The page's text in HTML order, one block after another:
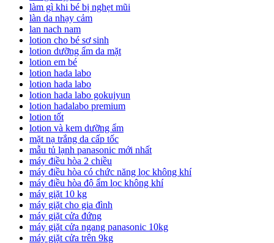
làm gì khi bé bị nghẹt mũi
làn da nhạy cảm
lan nach nam
lotion cho bé sơ sinh
lotion dưỡng ẩm da mặt
lotion em bé
lotion hada labo
lotion hada labo
lotion hada labo gokujyun
lotion hadalabo premium
lotion tốt
lotion và kem dưỡng ẩm
mặt nạ trắng da cấp tốc
mẫu tủ lạnh panasonic mới nhất
máy điều hòa 2 chiều
máy điều hòa có chức năng lọc không khí
máy điều hòa độ ẩm lọc không khí
máy giặt 10 kg
máy giặt cho gia đình
máy giặt cửa đứng
máy giặt cửa ngang panasonic 10kg
máy giặt cửa trên 9kg